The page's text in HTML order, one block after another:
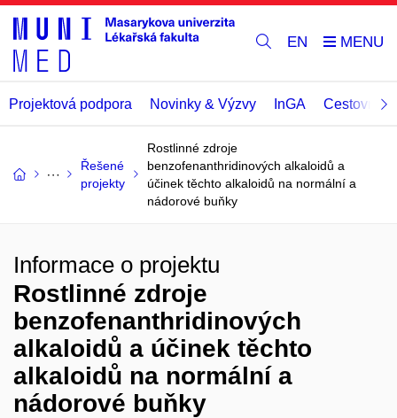
EN
Projektová podpora Novinky & Výzvy InGA Cestovní
Řešené
projekty
Rostlinné zdroje
benzofenanthridinových alkaloidů a
účinek těchto alkaloidů na normální a
nádorové buňky
Informace o projektu
Rostlinné zdroje
benzofenanthridinových
alkaloidů a účinek těchto
alkaloidů na normální a
nádorové buňky